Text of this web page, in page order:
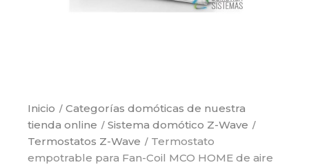
Inicio
Categorías domóticas de nuestra
tienda online
Sistema domótico Z-Wave
Termostatos Z-Wave
Termostato
empotrable para Fan-Coil MCO HOME de aire